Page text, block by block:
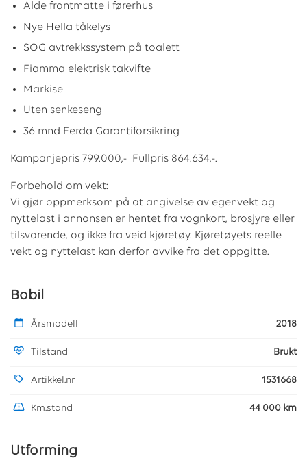
Alde frontmatte i førerhus
Nye Hella tåkelys
SOG avtrekkssystem på toalett
Fiamma elektrisk takvifte
Markise
Uten senkeseng
36 mnd Ferda Garantiforsikring
Kampanjepris 799.000,- Fullpris 864.634,-.
Forbehold om vekt:
Vi gjør oppmerksom på at angivelse av egenvekt og
nyttelast i annonsen er hentet fra vognkort, brosjyre eller
tilsvarende, og ikke fra veid kjøretøy. Kjøretøyets reelle
vekt og nyttelast kan derfor avvike fra det oppgitte.
Bobil
Årsmodell 2018
Tilstand Brukt
Artikkel.nr 1531668
Km.stand 44 000 km
Utforming